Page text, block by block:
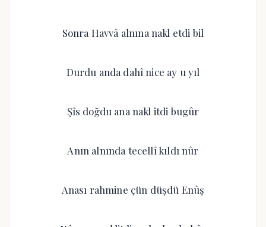
Sonra Havvâ alnına nakl etdi bil
Durdu anda dahî nice ay u yıl
Şîs doğdu ana nakl itdi bugûr
Anın alnında tecellî kıldı nûr
Anası rahmine çün düşdü Enûş